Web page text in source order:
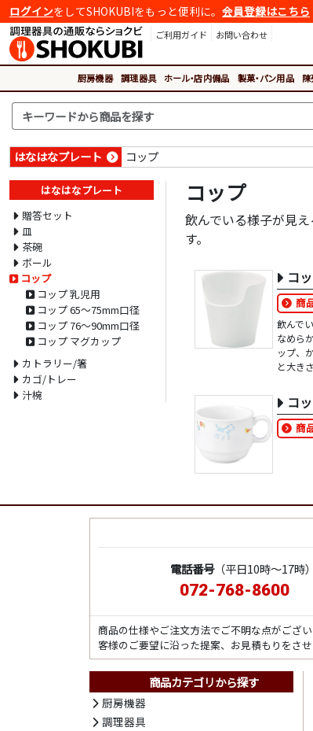
ログインをしてSHOKUBIをもっと便利に。 会員登録はこちら
ご利用ガイド
お問い合わせ
厨房機器 調理器具 ホール・店内備品 製菓・パン用品 陳
はなはなプレート コップ
コップ
飲んでいる様子が見
す。
コ
商
飲んで
なめら
ップ、
と大き
コ
商
はなはなプレート
贈答セット
皿
茶碗
ボール
コップ
コップ 乳児用
コップ 65～75mm口径
コップ 76～90mm口径
コップ マグカップ
カトラリー/箸
カゴ/トレー
汁椀
電話番号（平日10時～17時）
072-768-8600
商品の仕様やご注文方法でご不明な点がござ
客様のご要望に沿った提案、お見積もりをさせ
商品カテゴリから探す
厨房機器
調理器具